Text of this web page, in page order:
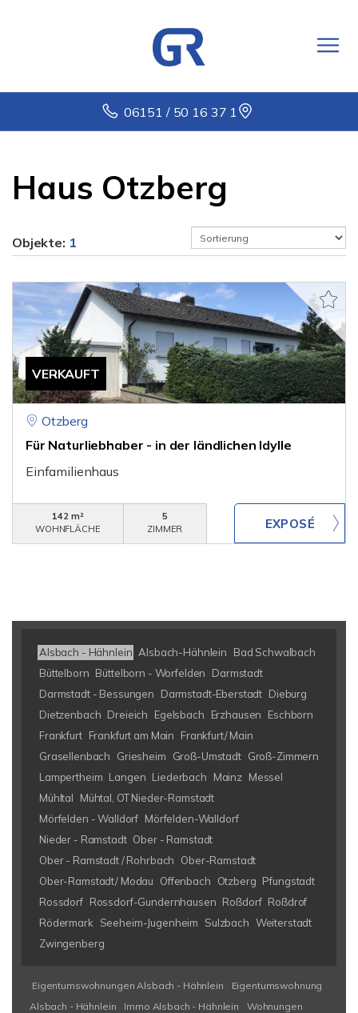
06151 / 50 16 37 1
Haus Otzberg
Objekte: 1
VERKAUFT
Otzberg
Für Naturliebhaber - in der ländlichen Idylle
Einfamilienhaus
142 m²
WOHNFLÄCHE
5
ZIMMER
Alsbach - Hähnlein Alsbach-Hähnlein
Bad Schwalbach
Büttelborn Büttelborn - Worfelden
Darmstadt
Darmstadt - Bessungen
Darmstadt-Eberstadt Dieburg
Dietzenbach Dreieich Egelsbach Erzhausen
Eschborn
Frankfurt Frankfurt am Main
Frankfurt/ Main
Grasellenbach
Griesheim Groß-Umstadt Groß-Zimmern
Lampertheim Langen Liederbach Mainz Messel
Mühltal
Mühtal, OT Nieder-Ramstadt
Mörfelden - Walldorf Mörfelden-Walldorf
Nieder - Ramstadt Ober - Ramstadt
Ober - Ramstadt / Rohrbach
Ober-Ramstadt
Ober-Ramstadt/ Modau
Offenbach Otzberg Pfungstadt
Rossdorf Rossdorf-Gundernhausen Roßdorf Roßdrof
Rödermark
Seeheim-Jugenheim Sulzbach Weiterstadt
Zwingenberg
Eigentumswohnungen Alsbach - Hähnlein
Eigentumswohnung
Alsbach - Hähnlein
Immo Alsbach - Hähnlein
Wohnungen